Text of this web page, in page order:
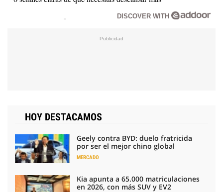
DISCOVER WITH
HOY DESTACAMOS
Geely contra BYD: duelo fratricida
por ser el mejor chino global
MERCADO
Kia apunta a 65.000 matriculaciones
en 2026, con más SUV y EV2